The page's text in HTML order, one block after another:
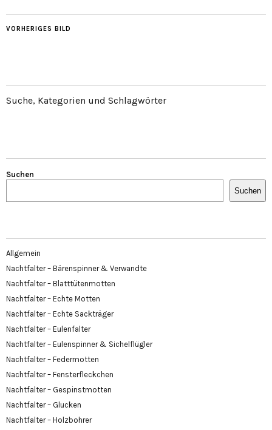
VORHERIGES BILD
Suche, Kategorien und Schlagwörter
Suchen
Suchen
Allgemein
Nachtfalter – Bärenspinner & Verwandte
Nachtfalter – Blatttütenmotten
Nachtfalter – Echte Motten
Nachtfalter – Echte Sackträger
Nachtfalter – Eulenfalter
Nachtfalter – Eulenspinner & Sichelflügler
Nachtfalter – Federmotten
Nachtfalter – Fensterfleckchen
Nachtfalter – Gespinstmotten
Nachtfalter – Glucken
Nachtfalter – Holzbohrer